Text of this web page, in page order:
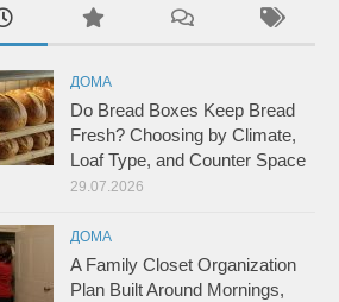
ДОМА
Do Bread Boxes Keep Bread
Fresh? Choosing by Climate,
Loaf Type, and Counter Space
29.07.2026
ДОМА
A Family Closet Organization
Plan Built Around Mornings,